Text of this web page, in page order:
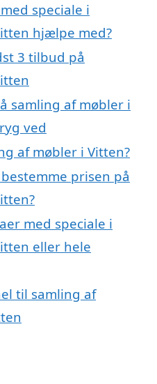
speciale i
hjælpe med?
3 tilbud på
samling af møbler i
ved
af møbler i Vitten?
prisen på
med speciale i
eller hele
til samling af